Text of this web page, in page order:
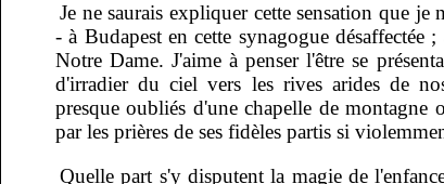
Je ne saurais expliquer cette sensation que je
- à Budapest en cette synagogue désaffectée
Notre Dame. J'aime à penser l'être se
d'irradier du ciel vers les rives arides de
presque oubliés d'une chapelle de montagne
par les prières de ses fidèles partis si
Quelle part s'y disputent la magie de